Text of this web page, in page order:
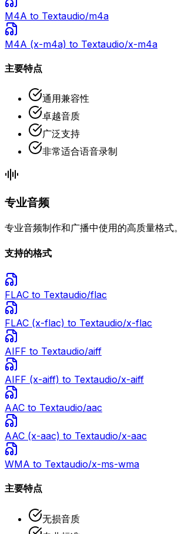
M4A to Textaudio/m4a
M4A (x-m4a) to Textaudio/x-m4a
主要特点
通用兼容性
卓越音质
广泛支持
非常适合语音录制
专业音频
专业音频制作和广播中使用的高质量格式。
支持的格式
FLAC to Textaudio/flac
FLAC (x-flac) to Textaudio/x-flac
AIFF to Textaudio/aiff
AIFF (x-aiff) to Textaudio/x-aiff
AAC to Textaudio/aac
AAC (x-aac) to Textaudio/x-aac
WMA to Textaudio/x-ms-wma
主要特点
无损音质